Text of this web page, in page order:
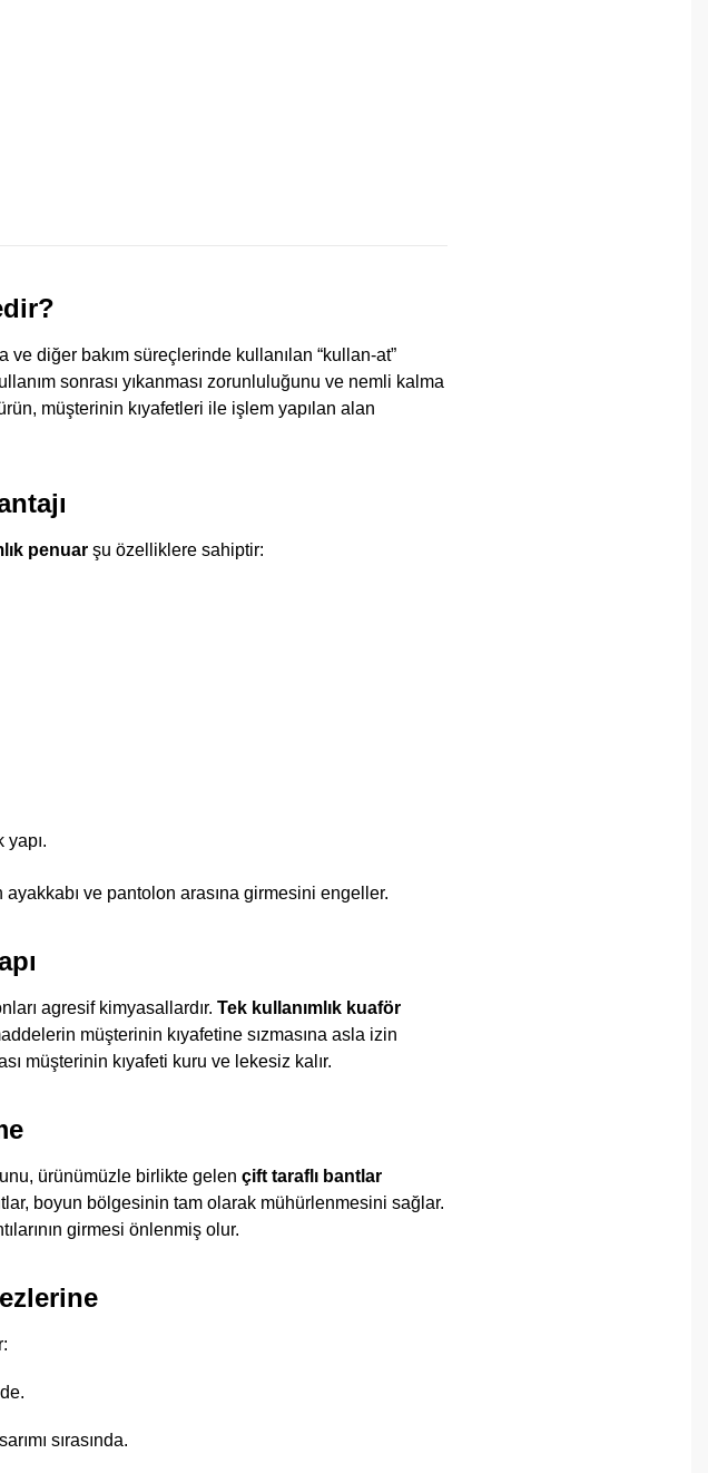
ve diğer bakım süreçlerinde kullanılan “kullan-at”
sonrası yıkanması zorunluluğunu ve nemli kalma
müşterinin kıyafetleri ile işlem yapılan alan
penuarşu özelliklere sahiptir:
ayakkabı ve pantolon arasına girmesini engeller.
agresif kimyasallardır. Tek kullanımlık kuaför
müşterinin kıyafetine sızmasına asla izin
müşterinin kıyafeti kuru ve lekesiz kalır.
ürünümüzle birlikte gelen çift taraflı bantlar
boyun bölgesinin tam olarak mühürlenmesini sağlar.
girmesi önlenmiş olur.
sırasında.